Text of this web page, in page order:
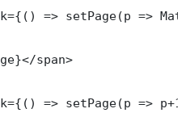
=> setPage(p =>
span>
=> setPage(p =>